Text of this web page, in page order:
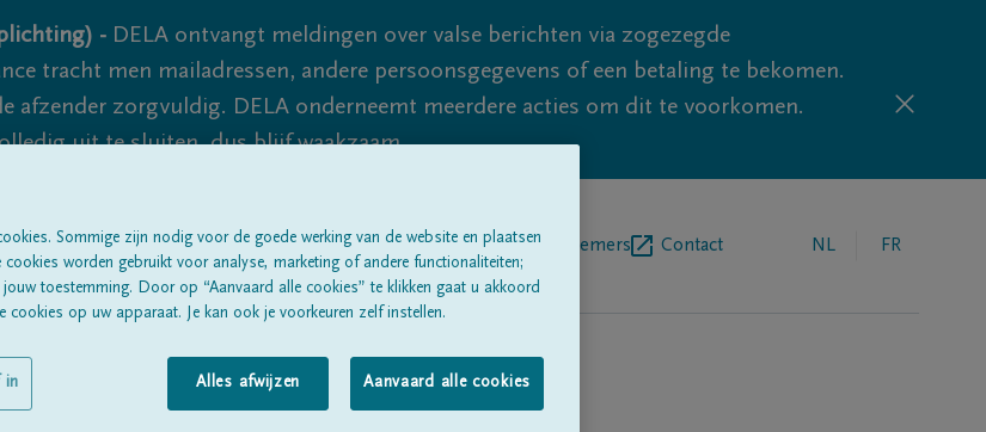
- DELA ontvangt meldingen over valse berichten via zogezegde
tracht men mailadressen, andere persoonsgegevens of een betaling te bekomen.
afzender zorgvuldig. DELA onderneemt meerdere acties om dit te voorkomen.
uit te sluiten, dus blijf waakzaam.
Alle rouwberichtenOver onsBegrafenisondernemers Contact NL FR
Sommige zijn nodig voor de goede werking van de website en plaatsen
cookies worden gebruikt voor analyse, marketing of andere functionaliteiten;
toestemming. Door op “Aanvaard alle cookies” te klikken gaat u akkoord
cookies op uw apparaat. Je kan ook je voorkeuren zelf instellen.
Alles afwijzen Aanvaard alle cookies
in